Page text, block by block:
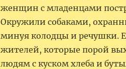
женщин с младенцами
Окружили собаками,
минуя колодцы и речушки.
жителей, которые порой
людям с куском хлеба и